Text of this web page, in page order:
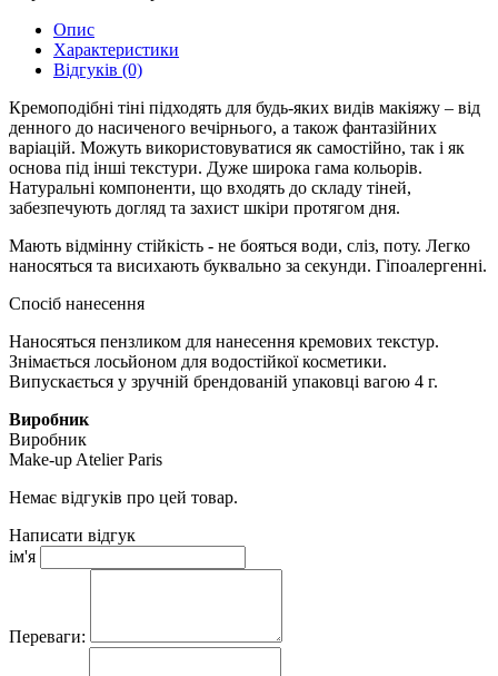
Опис
Характеристики
Відгуків (0)
Кремоподібні тіні підходять для будь-яких видів макіяжу – від
денного до насиченого вечірнього, а також фантазійних
варіацій. Можуть використовуватися як самостійно, так і як
основа під інші текстури. Дуже широка гама кольорів.
Натуральні компоненти, що входять до складу тіней,
забезпечують догляд та захист шкіри протягом дня.
Мають відмінну стійкість - не бояться води, сліз, поту. Легко
наносяться та висихають буквально за секунди. Гіпоалергенні.
Спосіб нанесення
Наносяться пензликом для нанесення кремових текстур.
Знімається лосьйоном для водостійкої косметики.
Випускається у зручній брендованій упаковці вагою 4 г.
Виробник
Виробник
Make-up Atelier Paris
Немає відгуків про цей товар.
Написати відгук
ім'я
Переваги: